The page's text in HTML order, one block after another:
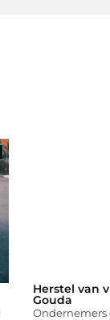
Herstel van
Gouda
Ondernemers